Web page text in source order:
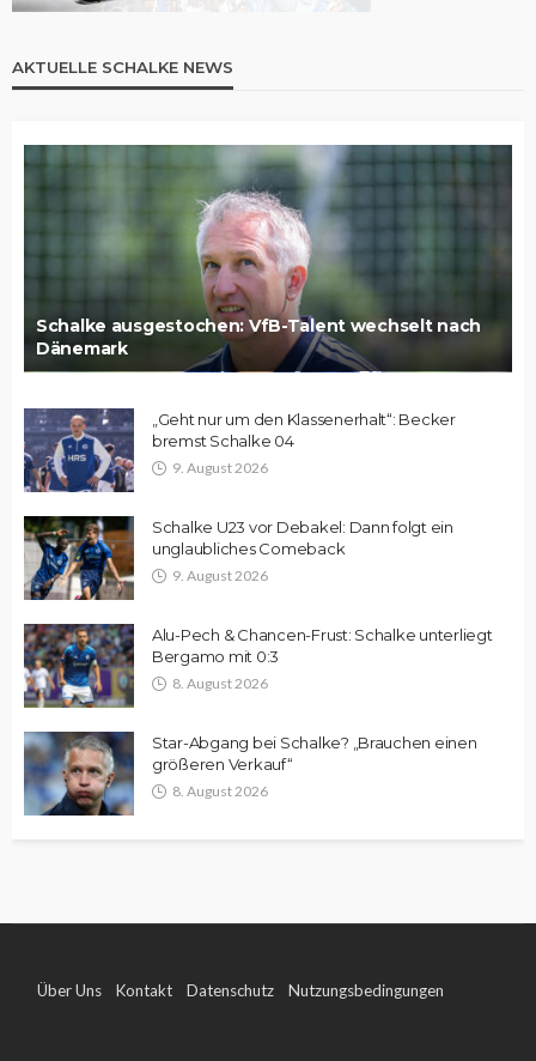
AKTUELLE SCHALKE NEWS
Schalke ausgestochen: VfB-Talent wechselt nach
Dänemark
„Geht nur um den Klassenerhalt“: Becker
bremst Schalke 04
9. August 2026
Schalke U23 vor Debakel: Dann folgt ein
unglaubliches Comeback
9. August 2026
Alu-Pech & Chancen-Frust: Schalke unterliegt
Bergamo mit 0:3
8. August 2026
Star-Abgang bei Schalke? „Brauchen einen
größeren Verkauf“
8. August 2026
Über Uns Kontakt Datenschutz Nutzungsbedingungen